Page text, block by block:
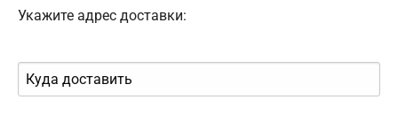
Укажите адрес доставки: